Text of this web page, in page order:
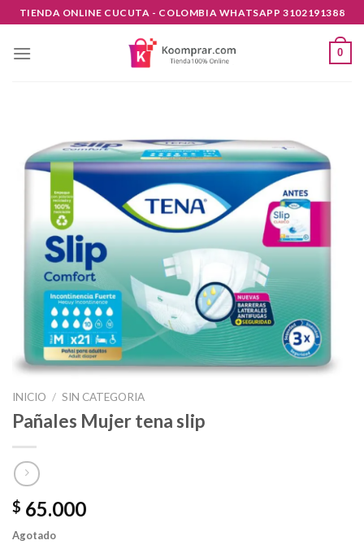
Skip
to
content
TIENDA ONLINE CUCUTA - COLOMBIA WHATSAPP 3102191388
0
INICIO / SIN CATEGORIA
Pañales Mujer tena slip
$ 65.000
Agotado